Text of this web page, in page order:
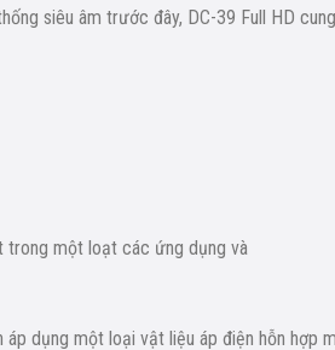
siêu âm trước đây, DC-39 Full HD cung
trong một loạt các ứng dụng và
dụng một loại vật liệu áp điện hỗn hợp